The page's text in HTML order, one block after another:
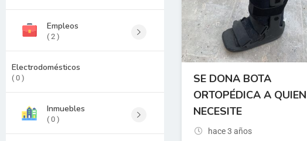
Empleos
( 2 )
Electrodomésticos
( 0 )
Inmuebles
( 0 )
SE DONA BOTA
ORTOPÉDICA A
NECESITE
hace 3 años